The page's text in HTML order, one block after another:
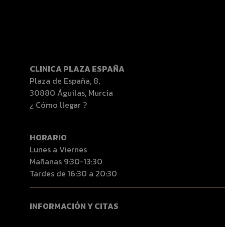
CLINICA PLAZA ESPAÑA
Plaza de España, 8,
30880 Águilas, Murcia
¿ Cómo llegar ?
HORARIO
Lunes a Viernes
Mañanas 9:30-13:30
Tardes de 16:30 a 20:30
INFORMACIÓN Y CITAS